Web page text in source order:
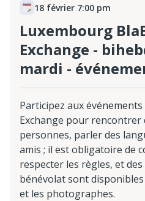
18 février 7:00 pm
Luxembourg
Exchange -
mardi -
Participez aux
Exchange pour rencontrer
personnes, parler des
amis ; il est obligatoire de
respecter les règles, et
bénévolat sont
et les photographes.